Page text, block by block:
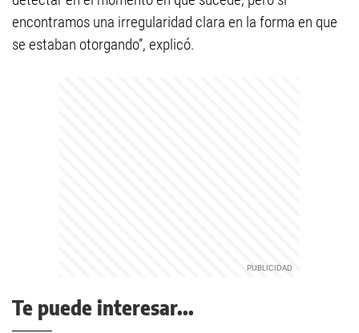
encontramos una irregularidad clara en la forma en que
se estaban otorgando”, explicó.
Te puede interesar...